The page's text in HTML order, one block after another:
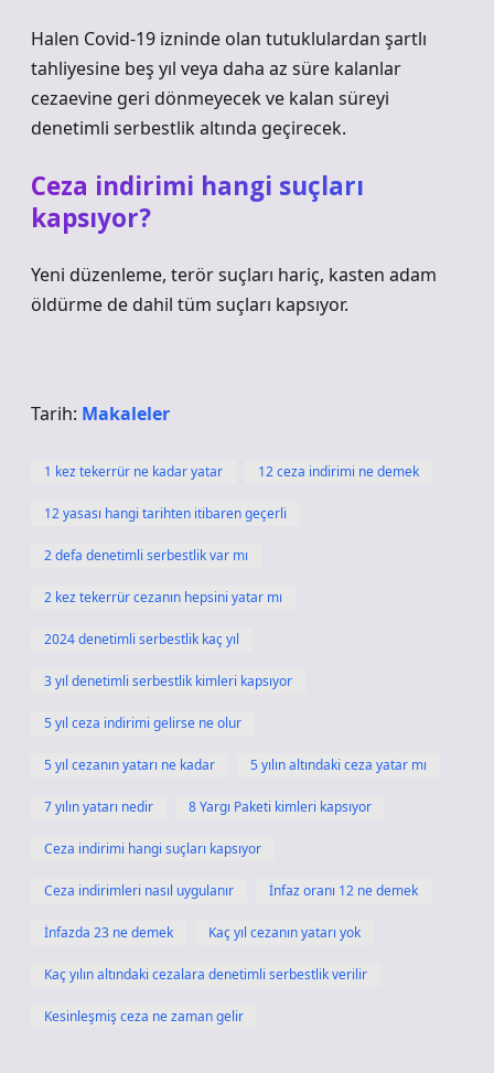
Halen Covid-19 izninde olan tutuklulardan şartlı
tahliyesine beş yıl veya daha az süre kalanlar
cezaevine geri dönmeyecek ve kalan süreyi
denetimli serbestlik altında geçirecek.
Ceza indirimi hangi suçları
kapsıyor?
Yeni düzenleme, terör suçları hariç, kasten adam
öldürme de dahil tüm suçları kapsıyor.
Tarih: Makaleler
1 kez tekerrür ne kadar yatar 12 ceza indirimi ne demek
12 yasası hangi tarihten itibaren geçerli
2 defa denetimli serbestlik var mı
2 kez tekerrür cezanın hepsini yatar mı
2024 denetimli serbestlik kaç yıl
3 yıl denetimli serbestlik kimleri kapsıyor
5 yıl ceza indirimi gelirse ne olur
5 yıl cezanın yatarı ne kadar 5 yılın altındaki ceza yatar mı
7 yılın yatarı nedir 8 Yargı Paketi kimleri kapsıyor
Ceza indirimi hangi suçları kapsıyor
Ceza indirimleri nasıl uygulanır İnfaz oranı 12 ne demek
İnfazda 23 ne demek Kaç yıl cezanın yatarı yok
Kaç yılın altındaki cezalara denetimli serbestlik verilir
Kesinleşmiş ceza ne zaman gelir